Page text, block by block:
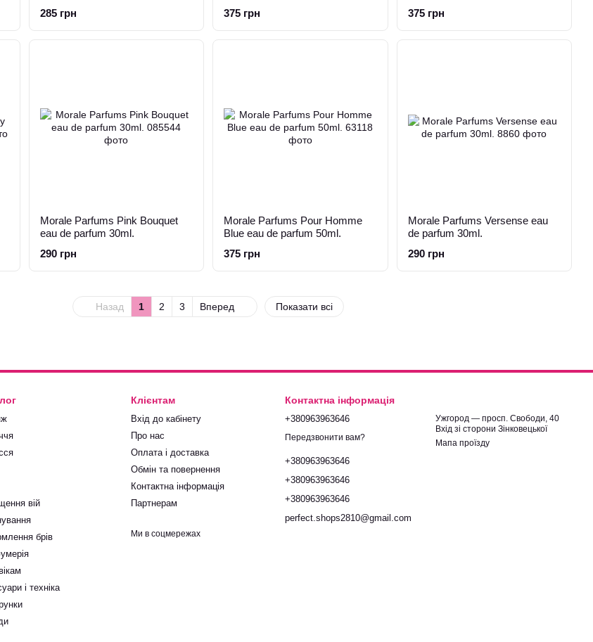
285 грн
375 грн
375 грн
Morale Parfums Pink Bouquet
eau de parfum 30ml.
290 грн
Morale Parfums Pour Homme
Blue eau de parfum 50ml.
375 грн
Morale Parfums Versense eau
de parfum 30ml.
290 грн
Назад 1 2 3 Вперед Показати всі
вій
брів
і техніка
Клієнтам
Вхід до кабінету
Про нас
Оплата і доставка
Обмін та повернення
Контактна інформація
Партнерам
Ми в соцмережах
Контактна інформація
+380963963646
Передзвонити вам?
+380963963646
+380963963646
+380963963646
perfect.shops2810@gmail.com
Ужгород — просп. Свободи, 40
Вхід зі сторони Зінковецької
Мапа проїзду